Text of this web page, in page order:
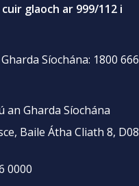
glaoch ar 999/112 i
Síochána: 1800 666
an Gharda Síochána
Baile Átha Cliath 8, D08
0000